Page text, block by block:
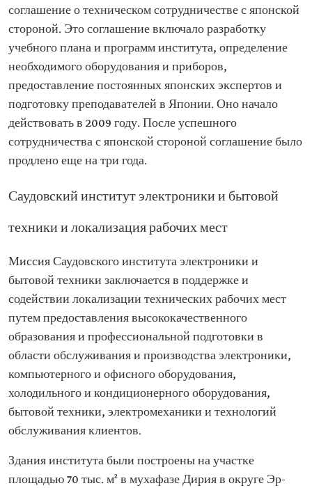
соглашение о техническом сотрудничестве с японской
стороной. Это соглашение включало разработку
учебного плана и программ института, определение
необходимого оборудования и приборов,
предоставление постоянных японских экспертов и
подготовку преподавателей в Японии. Оно начало
действовать в 2009 году. После успешного
сотрудничества с японской стороной соглашение было
продлено еще на три года.
Саудовский институт электроники и бытовой
техники и локализация рабочих мест
Миссия Саудовского института электроники и
бытовой техники заключается в поддержке и
содействии локализации технических рабочих мест
путем предоставления высококачественного
образования и профессиональной подготовки в
области обслуживания и производства электроники,
компьютерного и офисного оборудования,
холодильного и кондиционерного оборудования,
бытовой техники, электромеханики и технологий
обслуживания клиентов.
Здания института были построены на участке
площадью 70 тыс. м² в мухафазе Дирия в округе Эр-